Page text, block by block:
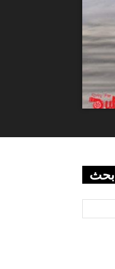
بحث